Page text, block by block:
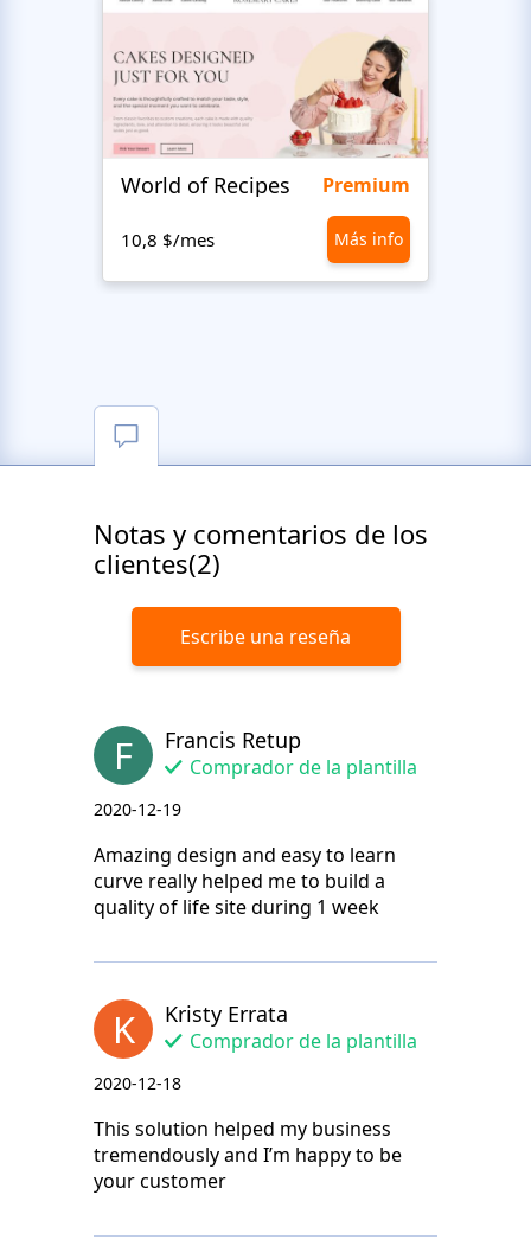
World of Recipes Premium
10,8 $/mes Más info
Notas y comentarios de los
clientes(2)
Escribe una reseña
F Francis Retup
Comprador de la plantilla
2020-12-19
Amazing design and easy to learn
curve really helped me to build a
quality of life site during 1 week
K Kristy Errata
Comprador de la plantilla
2020-12-18
This solution helped my business
tremendously and I’m happy to be
your customer